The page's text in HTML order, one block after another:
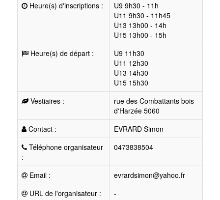
Heure(s) d'inscriptions :
U9 9h30 - 11h
U11 9h30 - 11h45
U13 13h00 - 14h
U15 13h00 - 15h
Heure(s) de départ :
U9 11h30
U11 12h30
U13 14h30
U15 15h30
Vestiaires :
rue des Combattants bois
d'Harzée 5060
Contact :
EVRARD Simon
Téléphone organisateur
:
0473838504
Email :
evrardsimon@yahoo.fr
URL de l'organisateur :
-